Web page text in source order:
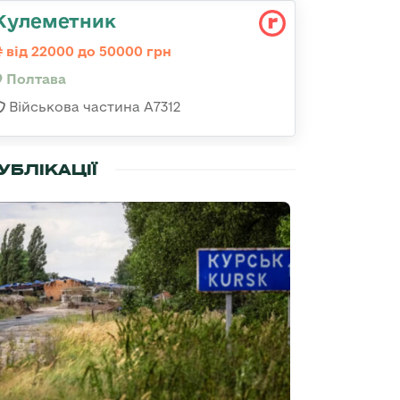
від 22000 до 50000 грн
Полтава
Військова частина А7312